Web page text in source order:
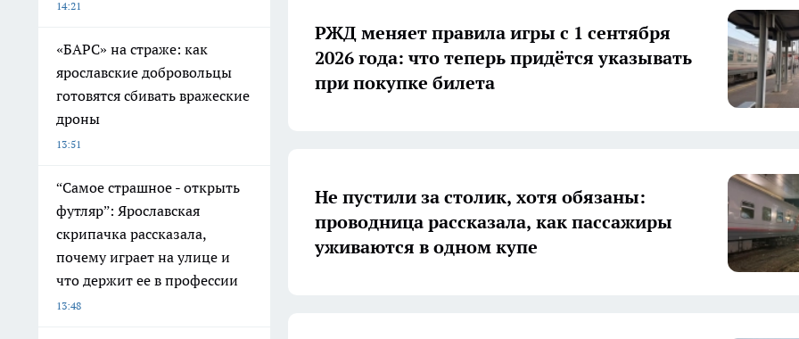
14:21
«БАРС» на страже: как
ярославские добровольцы
готовятся сбивать вражеские
дроны
13:51
“Самое страшное - открыть
футляр”: Ярославская
скрипачка рассказала,
почему играет на улице и
что держит ее в профессии
13:48
РЖД меняет правила игры с 1 сентября
2026 года: что теперь придётся указывать
при покупке билета
Не пустили за столик, хотя обязаны:
проводница рассказала, как пассажиры
уживаются в одном купе